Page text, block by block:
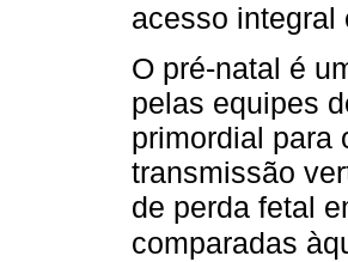
acesso
O pré-natal é
pelas equipes
primordial para
transmissão
de perda fetal
comparadas